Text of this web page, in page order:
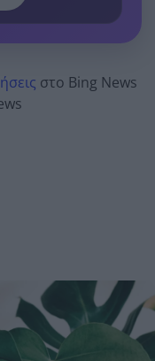
στο Bing News